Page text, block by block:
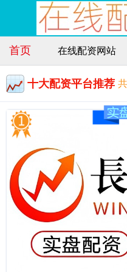
首页 在线配资网站
十大配资平台推荐 共